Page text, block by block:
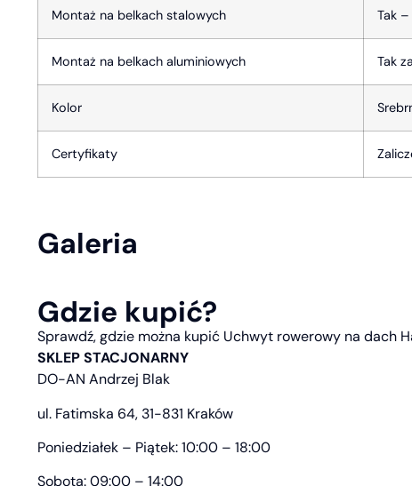
Montaż na belkach stalowych Tak
Montaż na belkach aluminiowych Tak
Kolor
Certyfikaty
Galeria
Gdzie kupić?
Sprawdź, gdzie można kupić Uchwyt rowerowy na dach
SKLEP STACJONARNY
DO-AN Andrzej Blak
ul. Fatimska 64, 31-831 Kraków
Poniedziałek – Piątek: 10:00 – 18:00
Sobota: 09:00 – 14:00